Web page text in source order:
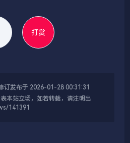
打赏
订发布于 2026-01-28 00:31:31
本站立场，如若转载，请注明出
141391